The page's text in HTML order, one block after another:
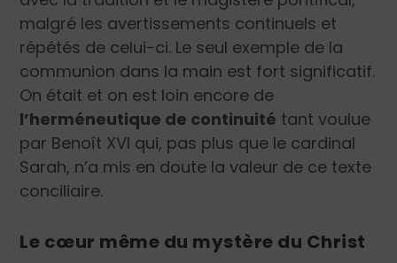
malgré les avertissements continuels et
répétés de celui-ci. Le seul exemple de la
communion dans la main est fort significatif.
On était et on est loin encore de
l’herméneutique de continuité tant voulue
par Benoît XVI qui, pas plus que le cardinal
Sarah, n’a mis en doute la valeur de ce texte
conciliaire.
Le cœur même du mystère du Christ